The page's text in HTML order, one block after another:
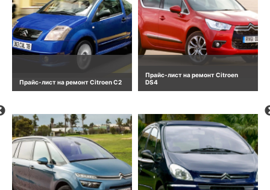
Прайс-лист на ремонт Citroen C2
Прайс-лист на ремонт Citroen
DS4